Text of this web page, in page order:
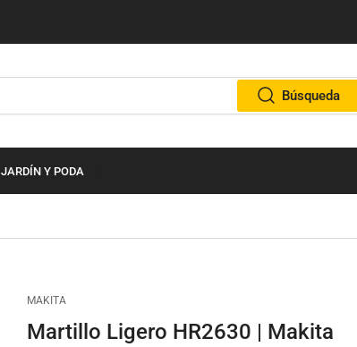
Búsqueda
JARDÍN Y PODA
MAKITA
Martillo Ligero HR2630 | Makita